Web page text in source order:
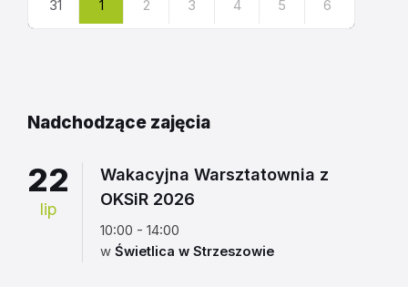
31 1 2 3 4 5 6
Nadchodzące zajęcia
22
lip
Wakacyjna Warsztatownia z
OKSiR 2026
10:00 - 14:00
w Świetlica w Strzeszowie